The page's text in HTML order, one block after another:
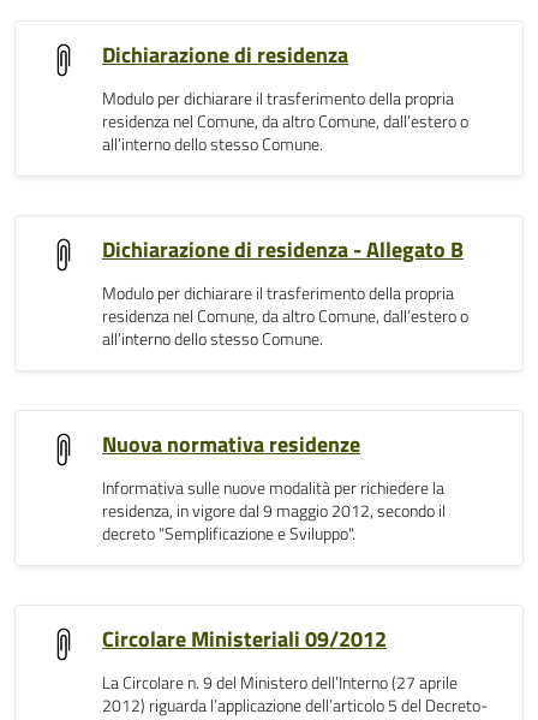
Dichiarazione di residenza
Modulo per dichiarare il trasferimento della propria
residenza nel Comune, da altro Comune, dall’estero o
all’interno dello stesso Comune.
Dichiarazione di residenza - Allegato B
Modulo per dichiarare il trasferimento della propria
residenza nel Comune, da altro Comune, dall’estero o
all’interno dello stesso Comune.
Nuova normativa residenze
Informativa sulle nuove modalità per richiedere la
residenza, in vigore dal 9 maggio 2012, secondo il
decreto "Semplificazione e Sviluppo".
Circolare Ministeriali 09/2012
La Circolare n. 9 del Ministero dell’Interno (27 aprile
2012) riguarda l’applicazione dell’articolo 5 del Decreto-